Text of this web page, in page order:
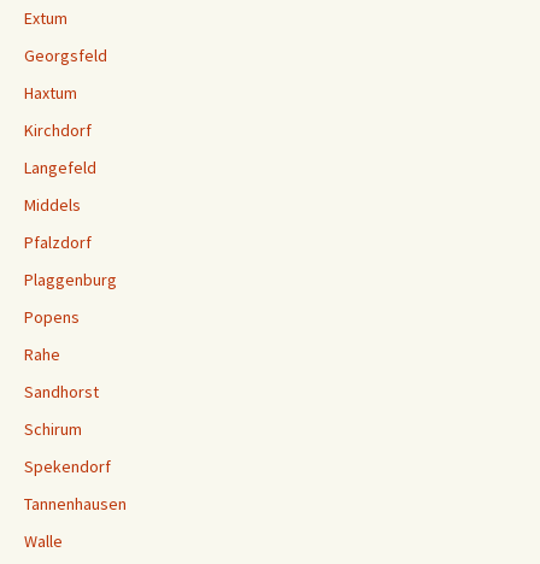
Extum
Georgsfeld
Haxtum
Kirchdorf
Langefeld
Middels
Pfalzdorf
Plaggenburg
Popens
Rahe
Sandhorst
Schirum
Spekendorf
Tannenhausen
Walle